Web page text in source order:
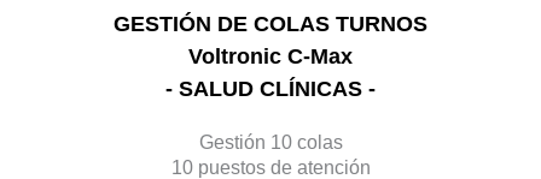
GESTIÓN DE COLAS TURNOS
Voltronic C-Max
- SALUD CLÍNICAS -
Gestión 10 colas
10 puestos de atención